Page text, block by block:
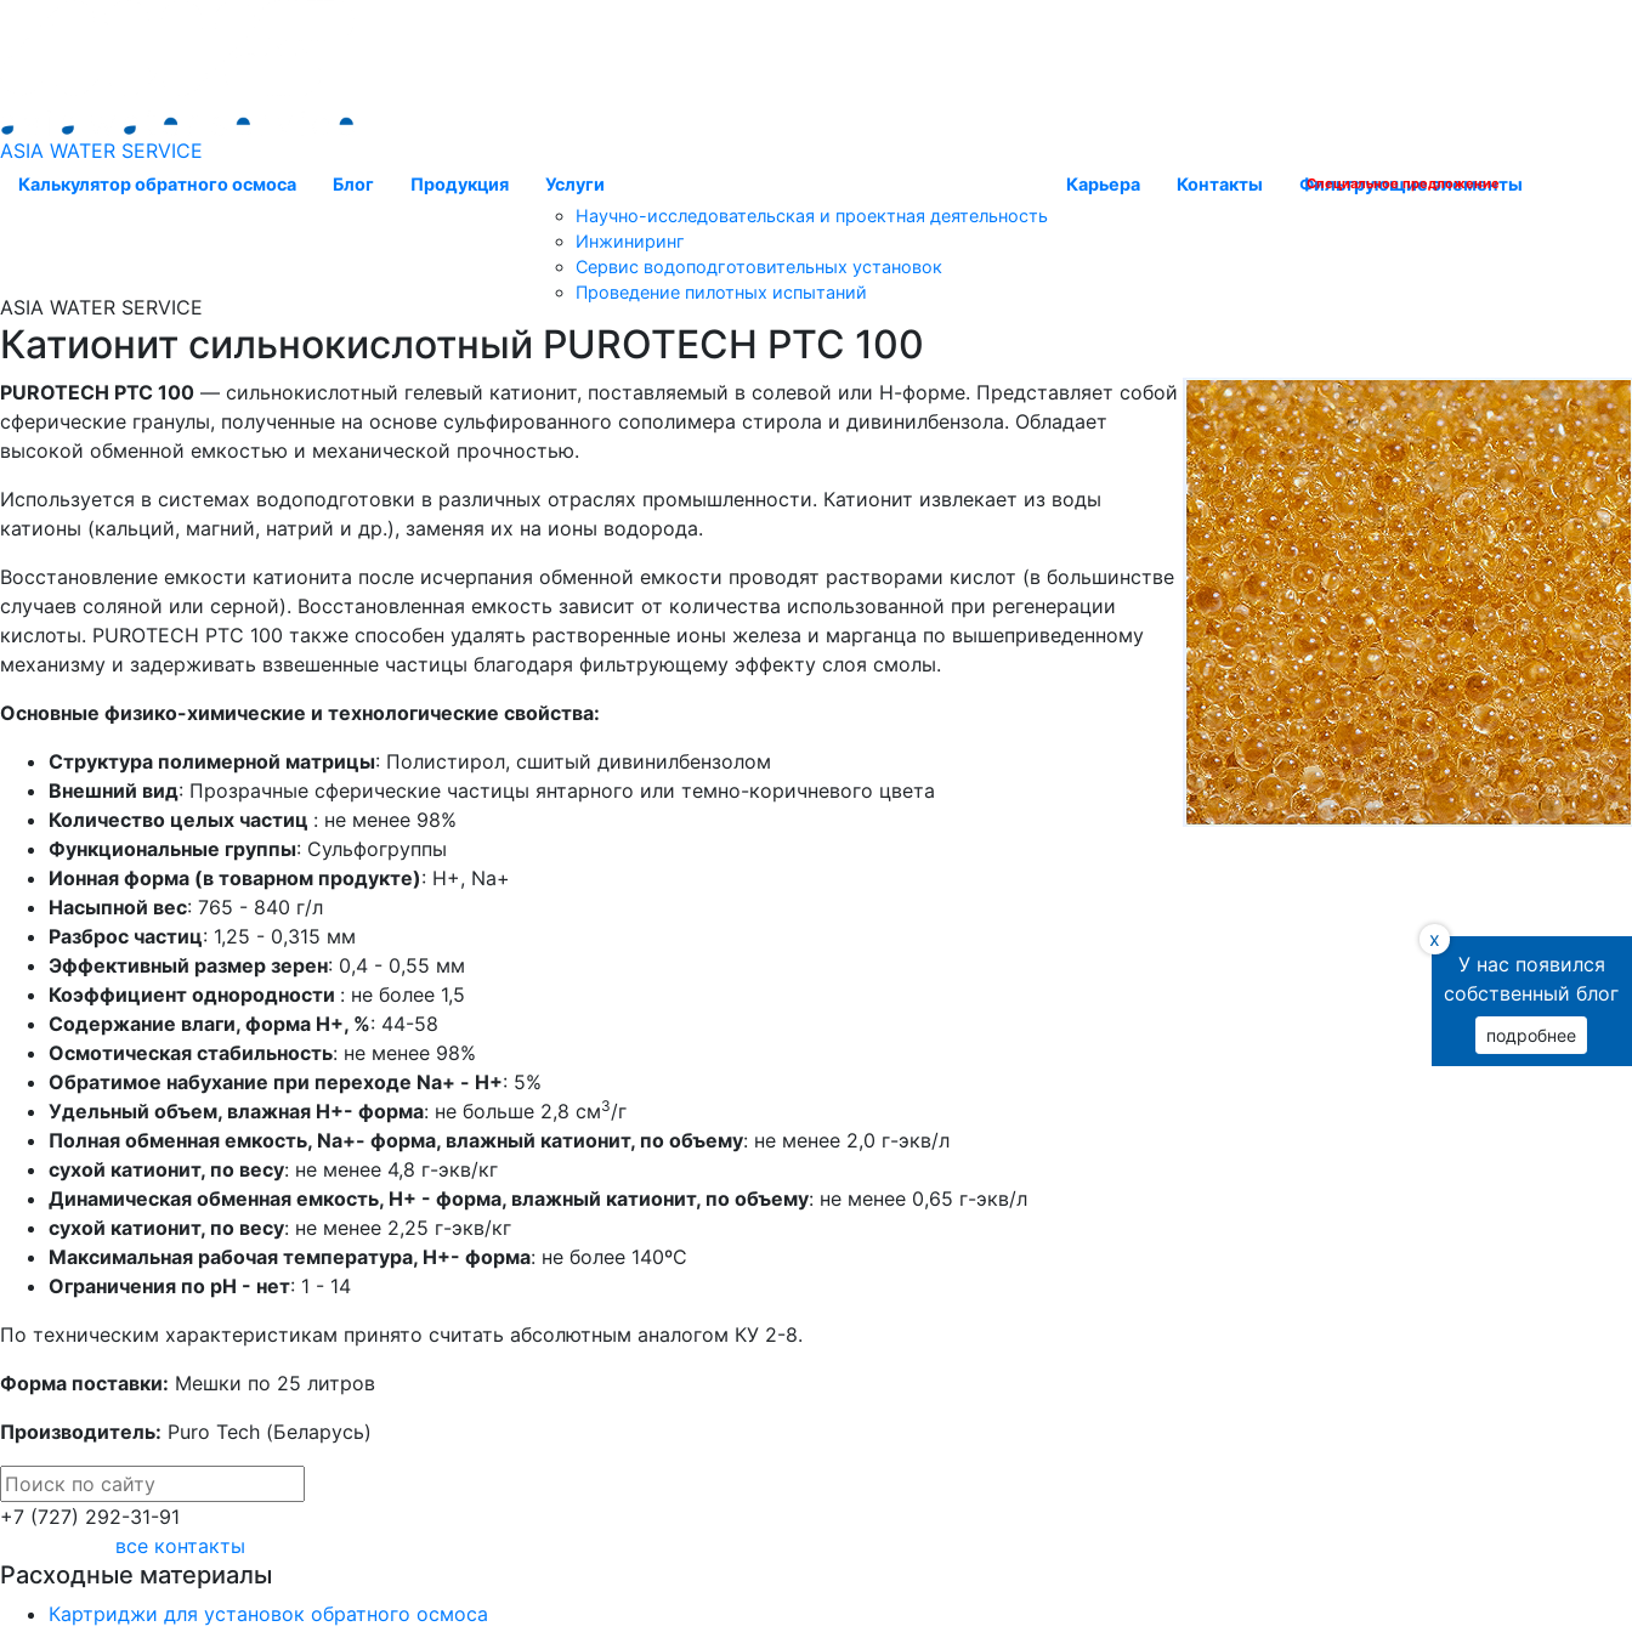
x
У нас появился
собственный блог
подробнее
ASIA WATER SERVICE
Калькулятор обратного осмоса Блог Продукция
Услуги
Научно-исследовательская и проектная деятельность
Инжиниринг
Сервис водоподготовительных установок
Проведение пилотных испытаний
Карьера Контакты Фильтрующие элементы
Специальное предложение
ASIA WATER SERVICE
Катионит сильнокислотный PUROTECH PTC 100
PUROTECH PTC 100 — сильнокислотный гелевый катионит, поставляемый в солевой или Н-форме. Представляет собой
сферические гранулы, полученные на основе сульфированного сополимера стирола и дивинилбензола. Обладает
высокой обменной емкостью и механической прочностью.
Используется в системах водоподготовки в различных отраслях промышленности. Катионит извлекает из воды
катионы (кальций, магний, натрий и др.), заменяя их на ионы водорода.
Восстановление емкости катионита после исчерпания обменной емкости проводят растворами кислот (в большинстве
случаев соляной или серной). Восстановленная емкость зависит от количества использованной при регенерации
кислоты. PUROTECH PTC 100 также способен удалять растворенные ионы железа и марганца по вышеприведенному
механизму и задерживать взвешенные частицы благодаря фильтрующему эффекту слоя смолы.
Основные физико-химические и технологические свойства:
Структура полимерной матрицы: Полистирол, сшитый дивинилбензолом
Внешний вид: Прозрачные сферические частицы янтарного или темно-коричневого цвета
Количество целых частиц : не менее 98%
Функциональные группы: Сульфогруппы
Ионная форма (в товарном продукте): Н+, Na+
Насыпной вес: 765 - 840 г/л
Разброс частиц: 1,25 - 0,315 мм
Эффективный размер зерен: 0,4 - 0,55 мм
Коэффициент однородности : не более 1,5
Содержание влаги, форма Н+, %: 44-58
Осмотическая стабильность: не менее 98%
Обратимое набухание при переходе Na+ - Н+: 5%
Удельный объем, влажная Н+- форма: не больше 2,8 см3/г
Полная обменная емкость, Na+- форма, влажный катионит, по объему: не менее 2,0 г-экв/л
сухой катионит, по весу: не менее 4,8 г-экв/кг
Динамическая обменная емкость, Н+ - форма, влажный катионит, по объему: не менее 0,65 г-экв/л
сухой катионит, по весу: не менее 2,25 г-экв/кг
Максимальная рабочая температура, Н+- форма: не более 140ºС
Ограничения по рН - нет: 1 - 14
По техническим характеристикам принято считать абсолютным аналогом КУ 2-8.
Форма поставки: Мешки по 25 литров
Производитель: Puro Tech (Беларусь)
+7 (727) 292-31-91
все контакты
Расходные материалы
Картриджи для установок обратного осмоса